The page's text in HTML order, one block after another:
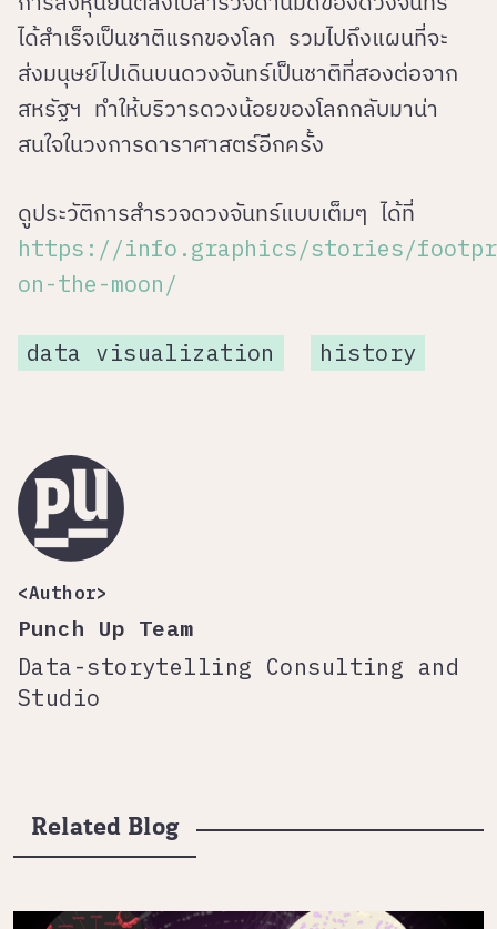
ได้สำเร็จเป็นชาติแรกของโลก รวมไปถึงแผนที่จะ
ส่งมนุษย์ไปเดินบนดวงจันทร์เป็นชาติที่สองต่อจาก
สหรัฐฯ ทำให้บริวารดวงน้อยของโลกกลับมาน่า
สนใจในวงการดาราศาสตร์อีกครั้ง
ดูประวัติการสำรวจดวงจันทร์แบบเต็มๆ ได้ที่
https://info.graphics/stories/
on-the-moon/
data visualization history
<Author>
Punch Up Team
Data-storytelling Consulting and
Studio
Related Blog